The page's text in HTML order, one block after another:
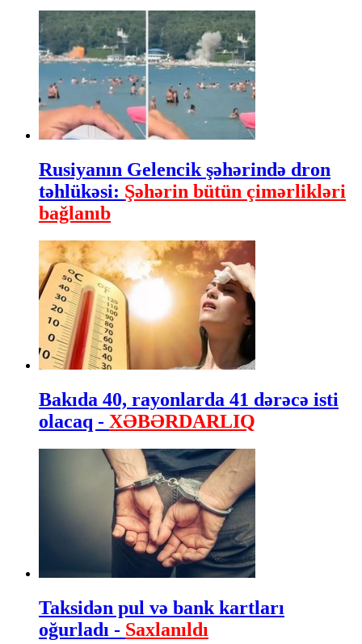
Rusiyanın Gelencik şəhərində dron
təhlükəsi: Şəhərin bütün çimərlikləri
bağlanıb
Bakıda 40, rayonlarda 41 dərəcə isti
olacaq - XƏBƏRDARLIQ
Taksidən pul və bank kartları
oğurladı - Saxlanıldı